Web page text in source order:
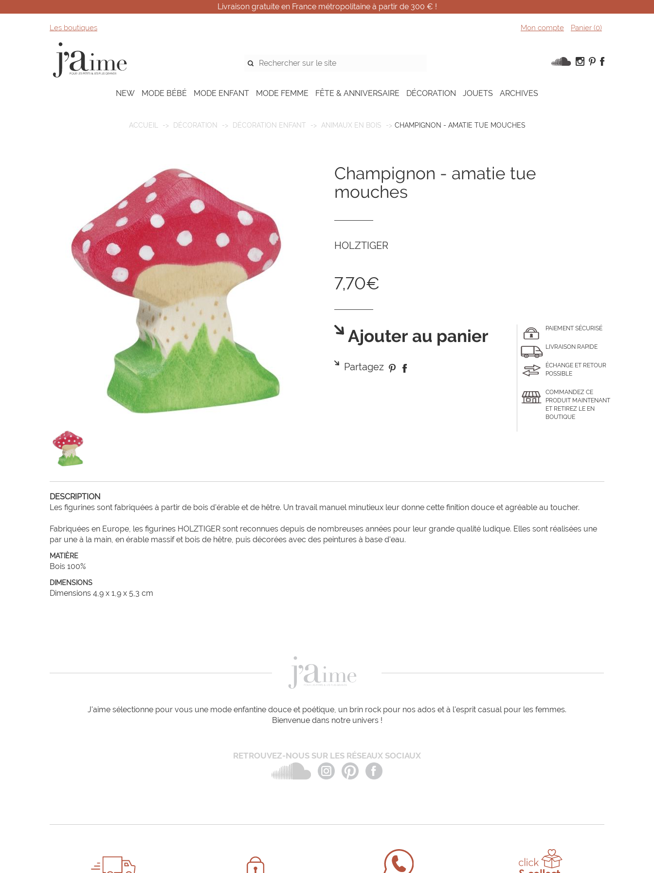
Livraison gratuite en France métropolitaine à partir de 300 € !
Les boutiques Mon compte Panier (0)
NEW MODE BÉBÉ MODE ENFANT MODE FEMME FÊTE & ANNIVERSAIRE DÉCORATION JOUETS ARCHIVES
ACCUEIL DÉCORATION DÉCORATION ENFANT ANIMAUX EN BOIS CHAMPIGNON - AMATIE TUE MOUCHES
champignon - amatie tue
mouches
HOLZTIGER
7,70€
Ajouter au panier
Partagez
PAIEMENT SÉCURISÉ
LIVRAISON RAPIDE
ÉCHANGE ET RETOUR
POSSIBLE
COMMANDEZ CE
PRODUIT MAINTENANT
ET RETIREZ LE EN
BOUTIQUE
DESCRIPTION
Les figurines sont fabriquées à partir de bois d'érable et de hêtre. Un travail manuel minutieux leur donne cette finition douce et agréable au toucher.
Fabriquées en Europe, les figurines HOLZTIGER sont reconnues depuis de nombreuses années pour leur grande qualité ludique. Elles sont réalisées une
par une à la main, en érable massif et bois de hêtre, puis décorées avec des peintures à base d'eau.
MATIÈRE
Bois 100%
DIMENSIONS
Dimensions 4,9 x 1,9 x 5,3 cm
J'aime sélectionne pour vous une mode enfantine douce et poétique, un brin rock pour nos ados et à l'esprit casual pour les femmes.
Bienvenue dans notre univers !
RETROUVEZ-NOUS SUR LES RÉSEAUX SOCIAUX